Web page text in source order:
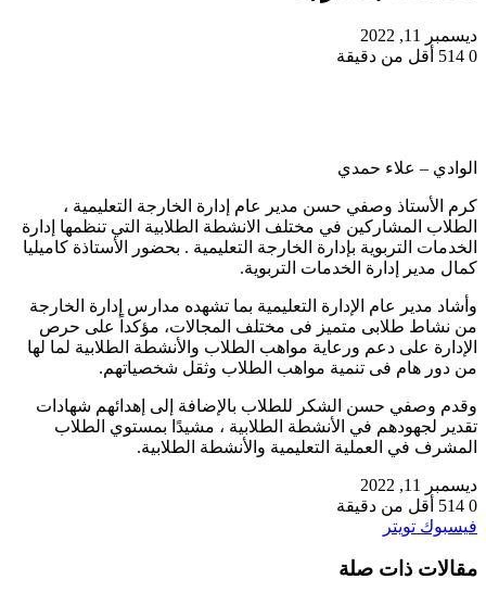
ديسمبر 11, 2022
0
أقل من دقيقة
الوادي – علاء حمدي
كرم الأستاذ وصفي حسن مدير عام إدارة الخارجة التعليمية ،
الطلاب المشاركين في مختلف الانشطة الطلابية التي تنظمها إدارة
الخدمات التربوية بإدارة الخارجة التعليمية . بحضور الأستاذة كاميليا
كمال مدير إدارة الخدمات التربوية.
وأشاد مدير عام الإدارة التعليمية بما تشهده مدارس إدارة الخارجة
من نشاط طلابى متميز فى مختلف المجالات، مؤكداً على حرص
الإدارة على دعم ورعاية مواهب الطلاب والأنشطة الطلابية لما لها
من دور هام فى تنمية مواهب الطلاب وثقل شخصياتهم.
وقدم وصفي حسن الشكر للطلاب بالإضافة إلى إهدائهم شهادات
تقدير لجهودهم في الأنشطة الطلابية ، مشيدًا بمستوي الطلاب
المشرف في العملية التعليمية والأنشطة الطلابية.
ديسمبر 11, 2022
0
أقل من دقيقة
فيسبوك تويتر
البريد
مقالات ذات صلة